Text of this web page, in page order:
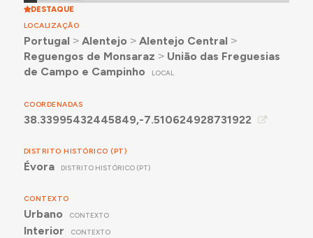
DESTAQUE
LOCALIZAÇÃO
Portugal ˃ Alentejo ˃ Alentejo Central ˃
Reguengos de Monsaraz ˃ União das Freguesias
de Campo e Campinho
LOCAL
COORDENADAS
38.33995432445849,-7.510624928731922
DISTRITO HISTÓRICO (PT)
Évora DISTRITO HISTÓRICO (PT)
CONTEXTO
Urbano CONTEXTO
Interior CONTEXTO